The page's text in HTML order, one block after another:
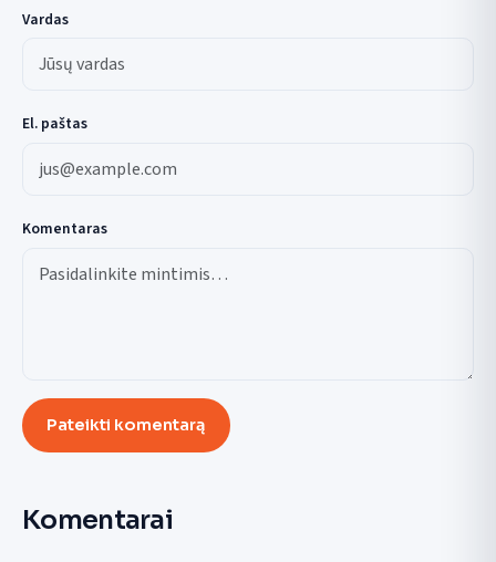
Vardas
El. paštas
Komentaras
Pateikti komentarą
Komentarai